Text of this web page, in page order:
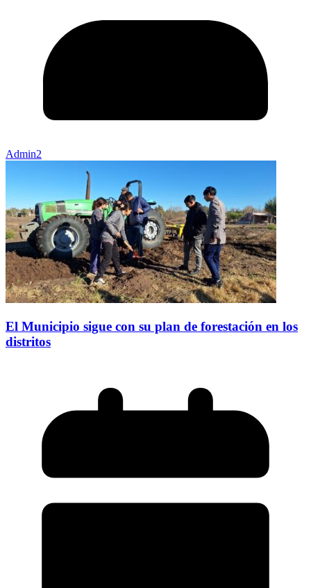
Admin2
El Municipio sigue con su plan de forestación en los
distritos